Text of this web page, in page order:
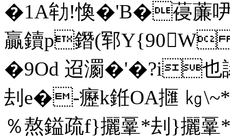
�1A劺!愌�'B�葠薕
贏鑟p鐕(郓
�9Od 迢瀱�'�?i
刦e�-癧k銋OA擓 ㎏
％熬鎰疏f}攦鞷*刦}攦